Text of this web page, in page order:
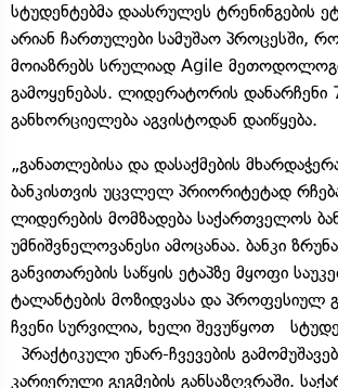
სტუდენტებმა დაასრულეს ტრენინგების
არიან ჩართულები სამუშაო პროცესში,
მოიაზრებს სრულიად Agile
გამოყენებას. ლიდერატორის დანარჩენი
განხორციელება აგვისტოდან დაიწყება.
„განათლებისა და დასაქმების
ბანკისთვის უცვლელ პრიორიტეტად
ლიდერების მომზადება საქართველოს
უმნიშვნელოვანესი ამოცანაა. ბანკი
განვითარების საწყის ეტაპზე მყოფი
ტალანტების მოზიდვასა და პროფესიულ
ჩვენი სურვილია, ხელი შევუწყოთ
პრაქტიკული უნარ-ჩვევების
კარიერული გეგმების განსაზღვრაში.